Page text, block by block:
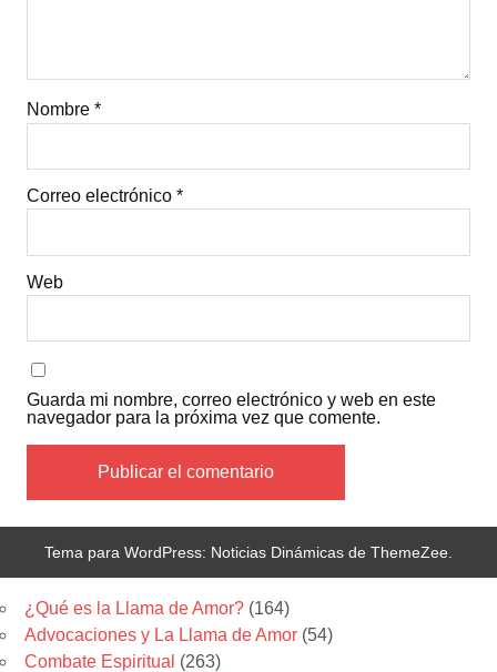
Nombre *
Correo electrónico *
Web
Guarda mi nombre, correo electrónico y web en este
navegador para la próxima vez que comente.
Tema para WordPress: Noticias Dinámicas de ThemeZee.
¿Qué es la Llama de Amor? (164)
Advocaciones y La Llama de Amor (54)
Combate Espiritual (263)